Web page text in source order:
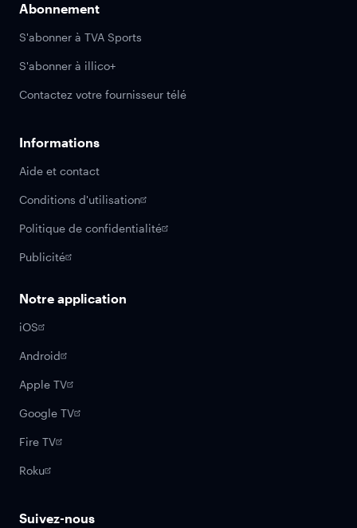
Abonnement
S'abonner à TVA Sports
S'abonner à illico+
Contactez votre fournisseur télé
Informations
Aide et contact
Conditions d'utilisation
Politique de confidentialité
Publicité
Notre application
iOS
Android
Apple TV
Google TV
Fire TV
Roku
Suivez-nous